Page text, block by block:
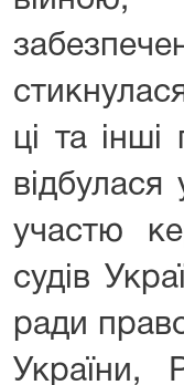
ці та
участю
судів
ради
України,